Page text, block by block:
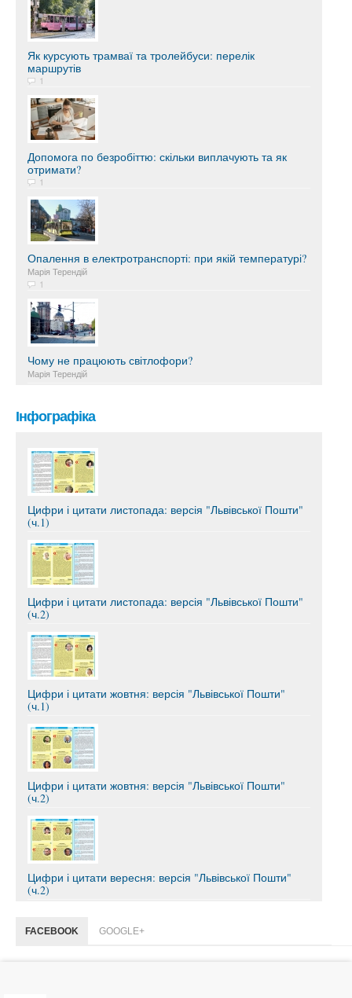
Як курсують трамваї та тролейбуси: перелік
маршрутів
1
Допомога по безробіттю: скільки виплачують та як
отримати?
1
Опалення в електротранспорті: при якій температурі?
Марія Терендій
1
Чому не працюють світлофори?
Марія Терендій
Інфографіка
Цифри і цитати листопада: версія "Львівської Пошти"
(ч.1)
Цифри і цитати листопада: версія "Львівської Пошти"
(ч.2)
Цифри і цитати жовтня: версія "Львівської Пошти"
(ч.1)
Цифри і цитати жовтня: версія "Львівської Пошти"
(ч.2)
Цифри і цитати вересня: версія "Львівської Пошти"
(ч.2)
FACEBOOK GOOGLE+